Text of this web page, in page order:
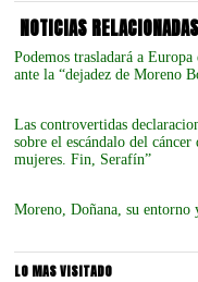
NOTICIAS RELACIONADAS
Podemos trasladará a
ante la “dejadez de Moreno
Las controvertidas
sobre el escándalo del
mujeres. Fin, Serafín”
Moreno, Doñana, su
LO MAS VISITADO